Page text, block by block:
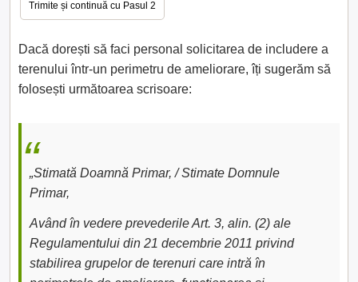
Dacă dorești să faci personal solicitarea de includere a
terenului într-un perimetru de ameliorare, îți sugerăm să
folosești următoarea scrisoare:
„Stimată Doamnă Primar, / Stimate Domnule
Primar,
Având în vedere prevederile Art. 3, alin. (2) ale
Regulamentului din 21 decembrie 2011 privind
stabilirea grupelor de terenuri care intră în